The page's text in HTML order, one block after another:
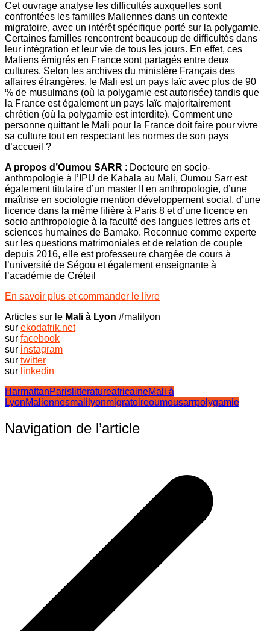
Cet ouvrage analyse les difficultés auxquelles sont
confrontées les familles Maliennes dans un contexte
migratoire, avec un intérêt spécifique porté sur la polygamie.
Certaines familles rencontrent beaucoup de difficultés dans
leur intégration et leur vie de tous les jours. En effet, ces
Maliens émigrés en France sont partagés entre deux
cultures. Selon les archives du ministère Français des
affaires étrangères, le Mali est un pays laïc avec plus de 90
% de musulmans (où la polygamie est autorisée) tandis que
la France est également un pays laïc majoritairement
chrétien (où la polygamie est interdite). Comment une
personne quittant le Mali pour la France doit faire pour vivre
sa culture tout en respectant les normes de son pays
d’accueil ?
A propos d’Oumou SARR : Docteure en socio-
anthropologie à l’IPU de Kabala au Mali, Oumou Sarr est
également titulaire d’un master II en anthropologie, d’une
maîtrise en sociologie mention développement social, d’une
licence dans la même filière à Paris 8 et d’une licence en
socio anthropologie à la faculté des langues lettres arts et
sciences humaines de Bamako. Reconnue comme experte
sur les questions matrimoniales et de relation de couple
depuis 2016, elle est professeure chargée de cours à
l’université de Ségou et également enseignante à
l’académie de Créteil
En savoir plus et commander le livre
Articles sur le Mali à Lyon #malilyon
sur ekodafrik.net
sur facebook
sur instagram
sur twitter
sur linkedin
HarmattanParis litteratureafricaineMali à
LyonMaliennesmalilyonmigratoireoumousarrpolygamie
Navigation de l’article